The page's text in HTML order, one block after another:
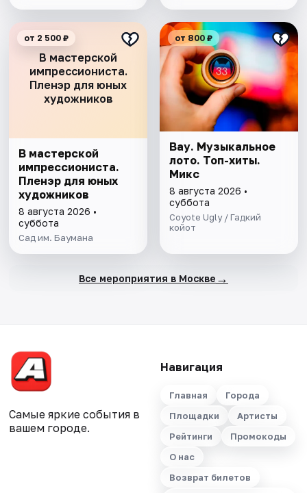
В мастерской
импрессиониста.
Пленэр для юных
художников
от 2 500 ₽
В мастерской
импрессиониста.
Пленэр для юных
художников
8 августа 2026 •
суббота
Сад им. Баумана
от 800 ₽
Вау. Музыкальное
лото. Топ-хиты.
Микс
8 августа 2026 •
суббота
Coyote Ugly / Гадкий
койот
Все мероприятия в Москве →
Самые яркие события в
вашем городе.
Навигация
Главная
Города
Площадки
Артисты
Рейтинги
Промокоды
О нас
Возврат билетов